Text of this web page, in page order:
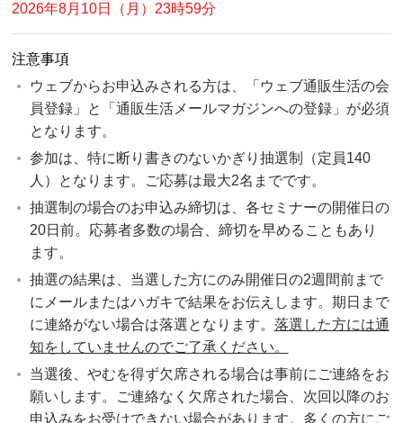
2026年8月10日（月）23時59分
注意事項
ウェブからお申込みされる方は、「ウェブ通販生活の会
員登録」と「通販生活メールマガジンへの登録」が必須
となります。
参加は、特に断り書きのないかぎり抽選制（定員140
人）となります。ご応募は最大2名までです。
抽選制の場合のお申込み締切は、各セミナーの開催日の
20日前。応募者多数の場合、締切を早めることもあり
ます。
抽選の結果は、当選した方にのみ開催日の2週間前まで
にメールまたはハガキで結果をお伝えします。期日まで
に連絡がない場合は落選となります。 落選した方には通
知をしていませんのでご了承ください。
当選後、やむを得ず欠席される場合は事前にご連絡をお
願いします。ご連絡なく欠席された場合、次回以降のお
申込みをお受けできない場合があります。多くの方にご